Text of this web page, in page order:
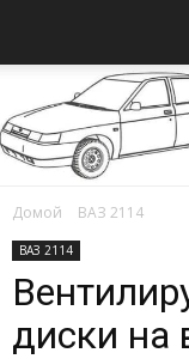
Домой ВАЗ 2114
ВАЗ 2114
диски на